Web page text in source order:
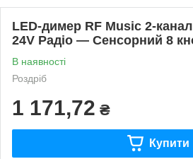
LED-димер RF Music 2-
24V Радіо — Сенсорний 8
В наявності
Роздріб
1 171,72 ₴
Купити